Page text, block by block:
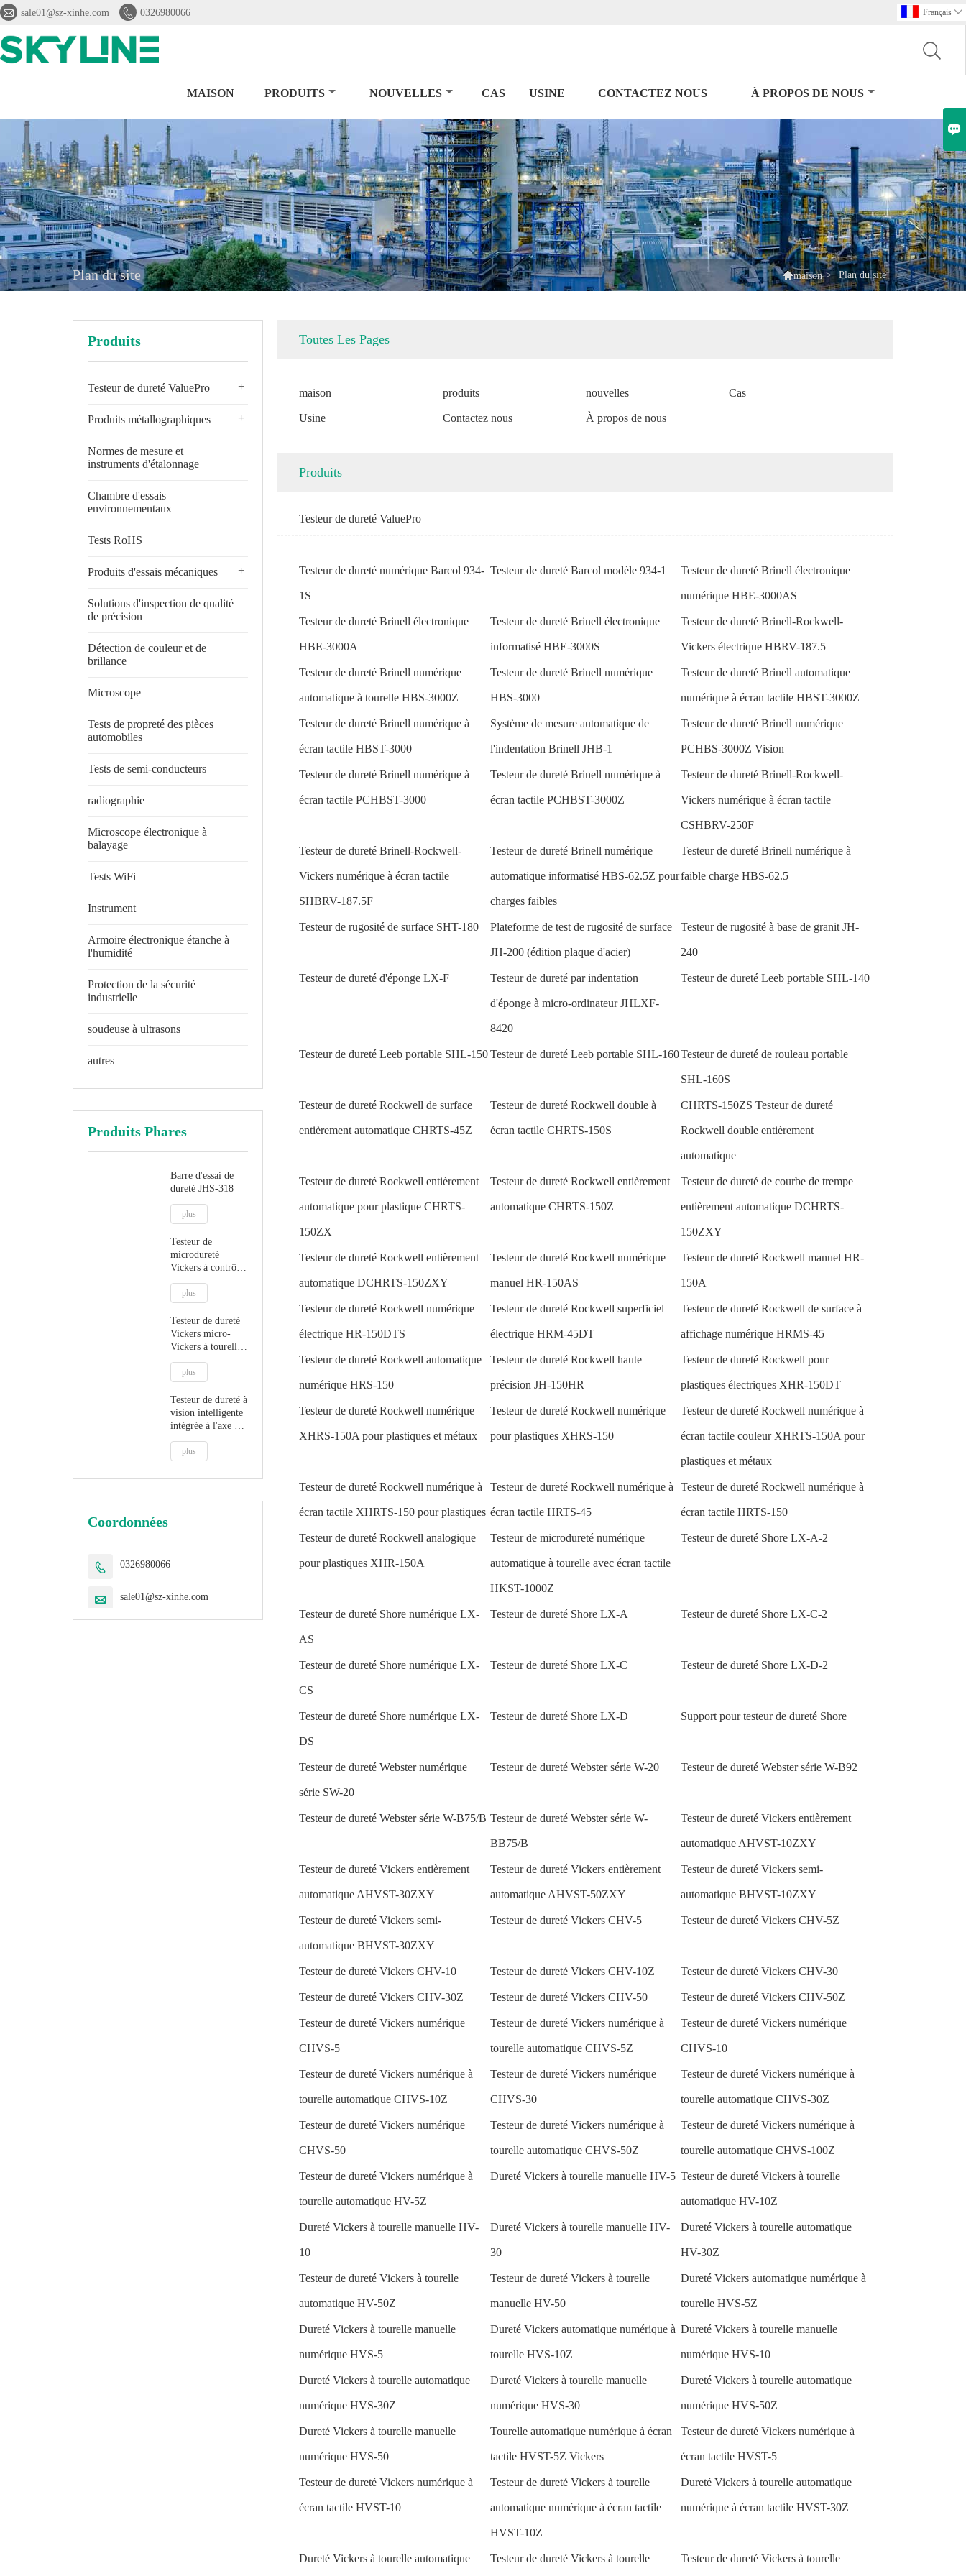
 sale01@sz-xinhe.com  0326980066 Français 
MAISON PRODUITS NOUVELLES CAS USINE CONTACTEZ NOUS À PROPOS DE NOUS
Plan du site maison > Plan du site
Produits
+
Testeur de dureté ValuePro
+
Produits métallographiques
Normes de mesure et
instruments d'étalonnage
Chambre d'essais
environnementaux
Tests RoHS
+
Produits d'essais mécaniques
Solutions d'inspection de qualité
de précision
Détection de couleur et de
brillance
Microscope
Tests de propreté des pièces
automobiles
Tests de semi-conducteurs
radiographie
Microscope électronique à
balayage
Tests WiFi
Instrument
Armoire électronique étanche à
l'humidité
Protection de la sécurité
industrielle
soudeuse à ultrasons
autres
Produits Phares
Barre d'essai de
dureté JHS-318
plus
Testeur de
microdureté
Vickers à contrôle
automatique
HVST-1000Z
plus
Testeur de dureté
Vickers micro-
Vickers à tourelle
automatique
informatisée HV-
1000Z
plus
Testeur de dureté à
vision intelligente
intégrée à l'axe Z
automatique
PCHVT-1000Z
plus
Coordonnées
 0326980066
 sale01@sz-xinhe.com
Toutes Les Pages
maison produits nouvelles Cas
Usine Contactez nous À propos de nous
Produits
Testeur de dureté ValuePro
Testeur de dureté numérique Barcol 934-
1S
Testeur de dureté Barcol modèle 934-1 Testeur de dureté Brinell électronique
numérique HBE-3000AS
Testeur de dureté Brinell électronique
HBE-3000A
Testeur de dureté Brinell électronique
informatisé HBE-3000S
Testeur de dureté Brinell-Rockwell-
Vickers électrique HBRV-187.5
Testeur de dureté Brinell numérique
automatique à tourelle HBS-3000Z
Testeur de dureté Brinell numérique
HBS-3000
Testeur de dureté Brinell automatique
numérique à écran tactile HBST-3000Z
Testeur de dureté Brinell numérique à
écran tactile HBST-3000
Système de mesure automatique de
l'indentation Brinell JHB-1
Testeur de dureté Brinell numérique
PCHBS-3000Z Vision
Testeur de dureté Brinell numérique à
écran tactile PCHBST-3000
Testeur de dureté Brinell numérique à
écran tactile PCHBST-3000Z
Testeur de dureté Brinell-Rockwell-
Vickers numérique à écran tactile
CSHBRV-250F
Testeur de dureté Brinell-Rockwell-
Vickers numérique à écran tactile
SHBRV-187.5F
Testeur de dureté Brinell numérique
automatique informatisé HBS-62.5Z pour
charges faibles
Testeur de dureté Brinell numérique à
faible charge HBS-62.5
Testeur de rugosité de surface SHT-180 Plateforme de test de rugosité de surface
JH-200 (édition plaque d'acier)
Testeur de rugosité à base de granit JH-
240
Testeur de dureté d'éponge LX-F Testeur de dureté par indentation
d'éponge à micro-ordinateur JHLXF-
8420
Testeur de dureté Leeb portable SHL-140
Testeur de dureté Leeb portable SHL-150Testeur de dureté Leeb portable SHL-160Testeur de dureté de rouleau portable
SHL-160S
Testeur de dureté Rockwell de surface
entièrement automatique CHRTS-45Z
Testeur de dureté Rockwell double à
écran tactile CHRTS-150S
CHRTS-150ZS Testeur de dureté
Rockwell double entièrement
automatique
Testeur de dureté Rockwell entièrement
automatique pour plastique CHRTS-
150ZX
Testeur de dureté Rockwell entièrement
automatique CHRTS-150Z
Testeur de dureté de courbe de trempe
entièrement automatique DCHRTS-
150ZXY
Testeur de dureté Rockwell entièrement
automatique DCHRTS-150ZXY
Testeur de dureté Rockwell numérique
manuel HR-150AS
Testeur de dureté Rockwell manuel HR-
150A
Testeur de dureté Rockwell numérique
électrique HR-150DTS
Testeur de dureté Rockwell superficiel
électrique HRM-45DT
Testeur de dureté Rockwell de surface à
affichage numérique HRMS-45
Testeur de dureté Rockwell automatique
numérique HRS-150
Testeur de dureté Rockwell haute
précision JH-150HR
Testeur de dureté Rockwell pour
plastiques électriques XHR-150DT
Testeur de dureté Rockwell numérique
XHRS-150A pour plastiques et métaux
Testeur de dureté Rockwell numérique
pour plastiques XHRS-150
Testeur de dureté Rockwell numérique à
écran tactile couleur XHRTS-150A pour
plastiques et métaux
Testeur de dureté Rockwell numérique à
écran tactile XHRTS-150 pour plastiques
Testeur de dureté Rockwell numérique à
écran tactile HRTS-45
Testeur de dureté Rockwell numérique à
écran tactile HRTS-150
Testeur de dureté Rockwell analogique
pour plastiques XHR-150A
Testeur de microdureté numérique
automatique à tourelle avec écran tactile
HKST-1000Z
Testeur de dureté Shore LX-A-2
Testeur de dureté Shore numérique LX-
AS
Testeur de dureté Shore LX-A Testeur de dureté Shore LX-C-2
Testeur de dureté Shore numérique LX-
CS
Testeur de dureté Shore LX-C Testeur de dureté Shore LX-D-2
Testeur de dureté Shore numérique LX-
DS
Testeur de dureté Shore LX-D Support pour testeur de dureté Shore
Testeur de dureté Webster numérique
série SW-20
Testeur de dureté Webster série W-20 Testeur de dureté Webster série W-B92
Testeur de dureté Webster série W-B75/B Testeur de dureté Webster série W-
BB75/B
Testeur de dureté Vickers entièrement
automatique AHVST-10ZXY
Testeur de dureté Vickers entièrement
automatique AHVST-30ZXY
Testeur de dureté Vickers entièrement
automatique AHVST-50ZXY
Testeur de dureté Vickers semi-
automatique BHVST-10ZXY
Testeur de dureté Vickers semi-
automatique BHVST-30ZXY
Testeur de dureté Vickers CHV-5 Testeur de dureté Vickers CHV-5Z
Testeur de dureté Vickers CHV-10 Testeur de dureté Vickers CHV-10Z Testeur de dureté Vickers CHV-30
Testeur de dureté Vickers CHV-30Z Testeur de dureté Vickers CHV-50 Testeur de dureté Vickers CHV-50Z
Testeur de dureté Vickers numérique
CHVS-5
Testeur de dureté Vickers numérique à
tourelle automatique CHVS-5Z
Testeur de dureté Vickers numérique
CHVS-10
Testeur de dureté Vickers numérique à
tourelle automatique CHVS-10Z
Testeur de dureté Vickers numérique
CHVS-30
Testeur de dureté Vickers numérique à
tourelle automatique CHVS-30Z
Testeur de dureté Vickers numérique
CHVS-50
Testeur de dureté Vickers numérique à
tourelle automatique CHVS-50Z
Testeur de dureté Vickers numérique à
tourelle automatique CHVS-100Z
Testeur de dureté Vickers numérique à
tourelle automatique HV-5Z
Dureté Vickers à tourelle manuelle HV-5 Testeur de dureté Vickers à tourelle
automatique HV-10Z
Dureté Vickers à tourelle manuelle HV-
10
Dureté Vickers à tourelle manuelle HV-
30
Dureté Vickers à tourelle automatique
HV-30Z
Testeur de dureté Vickers à tourelle
automatique HV-50Z
Testeur de dureté Vickers à tourelle
manuelle HV-50
Dureté Vickers automatique numérique à
tourelle HVS-5Z
Dureté Vickers à tourelle manuelle
numérique HVS-5
Dureté Vickers automatique numérique à
tourelle HVS-10Z
Dureté Vickers à tourelle manuelle
numérique HVS-10
Dureté Vickers à tourelle automatique
numérique HVS-30Z
Dureté Vickers à tourelle manuelle
numérique HVS-30
Dureté Vickers à tourelle automatique
numérique HVS-50Z
Dureté Vickers à tourelle manuelle
numérique HVS-50
Tourelle automatique numérique à écran
tactile HVST-5Z Vickers
Testeur de dureté Vickers numérique à
écran tactile HVST-5
Testeur de dureté Vickers numérique à
écran tactile HVST-10
Testeur de dureté Vickers à tourelle
automatique numérique à écran tactile
HVST-10Z
Dureté Vickers à tourelle automatique
numérique à écran tactile HVST-30Z
Dureté Vickers à tourelle automatique Testeur de dureté Vickers à tourelle Testeur de dureté Vickers à tourelle
